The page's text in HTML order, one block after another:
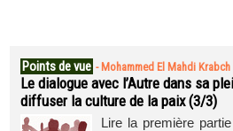
Points de vue - Mohammed El Mahdi Krabch
Le dialogue avec l’Autre dans sa
diffuser la culture de la paix (3/3)
Lire la première